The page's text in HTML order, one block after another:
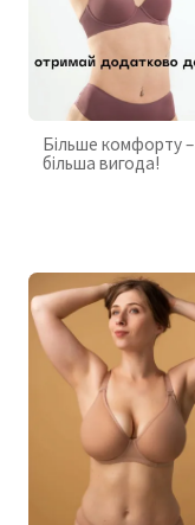
Більше комфорту –
більша вигода!